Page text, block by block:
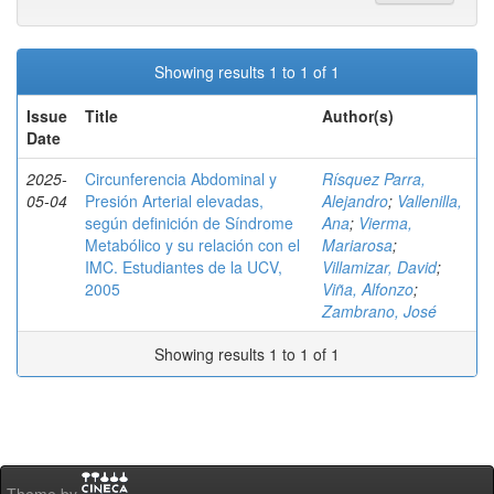
Showing results 1 to 1 of 1
Issue
Date
Title Author(s)
2025-
05-04
Circunferencia Abdominal y
Presión Arterial elevadas,
según definición de Síndrome
Metabólico y su relación con el
IMC. Estudiantes de la UCV,
2005
Rísquez Parra,
Alejandro; Vallenilla,
Ana; Vierma,
Mariarosa;
Villamizar, David;
Viña, Alfonzo;
Zambrano, José
Showing results 1 to 1 of 1